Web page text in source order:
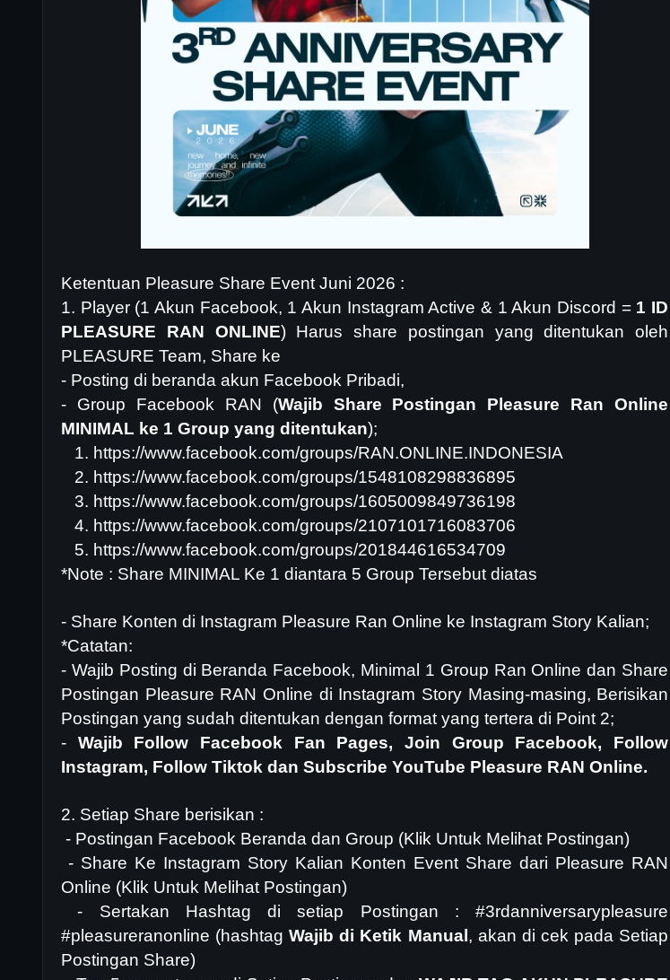
Ketentuan Pleasure Share Event Juni 2026 :
1. Player (1 Akun Facebook, 1 Akun Instagram Active & 1 Akun Discord = 1 ID
PLEASURE RAN ONLINE) Harus share postingan yang ditentukan oleh
PLEASURE Team, Share ke
- Posting di beranda akun Facebook Pribadi,
- Group Facebook RAN (Wajib
Share Postingan Pleasure Ran Online
MINIMAL ke 1 Group yang ditentukan);
1. https://www.facebook.com/groups/RAN.ONLINE.INDONESIA
2. https://www.facebook.com/groups/1548108298836895
3. https://www.facebook.com/groups/1605009849736198
4. https://www.facebook.com/groups/2107101716083706
5. https://www.facebook.com/groups/201844616534709
*Note : Share MINIMAL Ke 1 diantara 5 Group Tersebut diatas
- Share Konten di Instagram Pleasure Ran Online ke Instagram Story Kalian;
*Catatan:
- Wajib Posting di Beranda Facebook, Minimal 1 Group Ran Online dan Share
Postingan Pleasure RAN Online di Instagram Story Masing-masing, Berisikan
Postingan yang sudah ditentukan dengan format yang tertera di Point 2;
- Wajib Follow Facebook Fan Pages, Join Group Facebook, Follow
Instagram, Follow Tiktok dan Subscribe YouTube Pleasure RAN Online.
2. Setiap Share berisikan :
- Postingan Facebook Beranda dan Group (Klik Untuk Melihat Postingan)
- Share Ke Instagram Story Kalian Konten Event Share dari Pleasure RAN
Online (Klik Untuk Melihat Postingan)
- Sertakan Hashtag di setiap Postingan : #3rdanniversarypleasure
#pleasureranonline (hashtagWajib di Ketik Manual , akan di cek pada Setiap
Postingan Share)